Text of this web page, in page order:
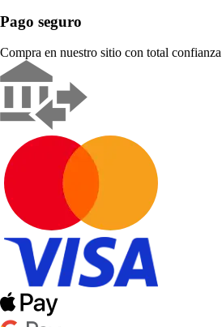
Pago seguro
Compra en nuestro sitio con total confianza